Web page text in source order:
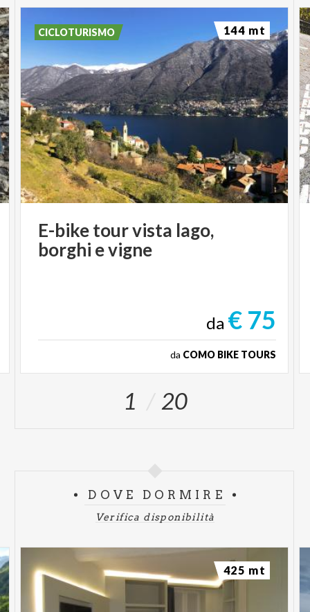
E-biketourvista lago,
borghi evigne
da € 75
da COMO BIKE TOURS
CICLOTURISMO 144 mt
1 20
DOVE DORMIRE
Verifica disponibilità
425 mt